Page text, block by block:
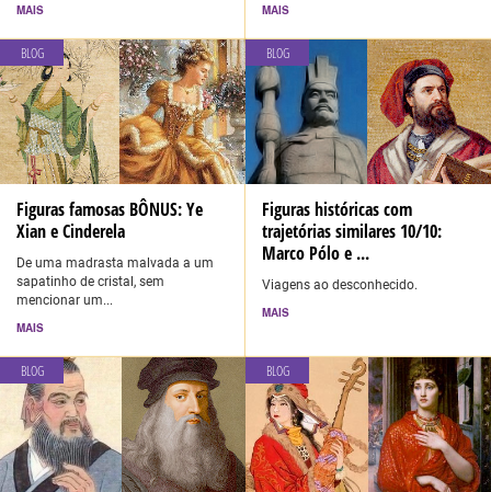
MAIS MAIS
BLOG
Figuras famosas BÔNUS: Ye
Xian e Cinderela
De uma madrasta malvada a um
sapatinho de cristal, sem
mencionar um...
MAIS
BLOG
Figuras históricas com
trajetórias similares 10/10:
Marco Pólo e ...
Viagens ao desconhecido.
MAIS
BLOG BLOG